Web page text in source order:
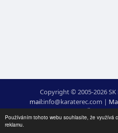
Používáním tohoto webu souhlasíte, že využívá
reklamu.
Copyright © 2005-2026 SK
mail:moc.ceretarak@ofni |
webdesign:Ing. Pavel Švojgr,